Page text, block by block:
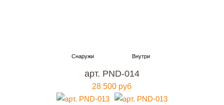
арт. PND-014
28 500 руб